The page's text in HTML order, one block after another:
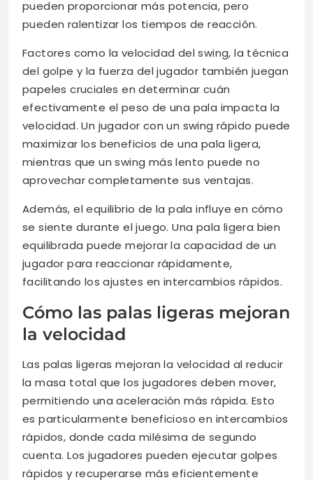
pueden proporcionar más potencia, pero
pueden ralentizar los tiempos de reacción.
Factores como la velocidad del swing, la técnica
del golpe y la fuerza del jugador también juegan
papeles cruciales en determinar cuán
efectivamente el peso de una pala impacta la
velocidad. Un jugador con un swing rápido puede
maximizar los beneficios de una pala ligera,
mientras que un swing más lento puede no
aprovechar completamente sus ventajas.
Además, el equilibrio de la pala influye en cómo
se siente durante el juego. Una pala ligera bien
equilibrada puede mejorar la capacidad de un
jugador para reaccionar rápidamente,
facilitando los ajustes en intercambios rápidos.
Cómo las palas ligeras mejoran
la velocidad
Las palas ligeras mejoran la velocidad al reducir
la masa total que los jugadores deben mover,
permitiendo una aceleración más rápida. Esto
es particularmente beneficioso en intercambios
rápidos, donde cada milésima de segundo
cuenta. Los jugadores pueden ejecutar golpes
rápidos y recuperarse más eficientemente